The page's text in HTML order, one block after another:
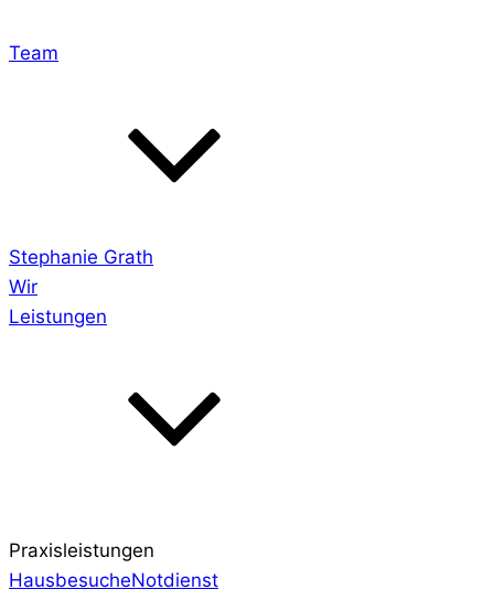
Team
Stephanie Grath
Wir
Leistungen
Praxisleistungen
HausbesucheNotdienst